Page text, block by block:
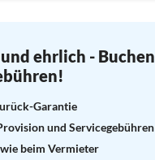
ehrlich - Buchen
Garantie
und Servicegebühren
beim Vermieter